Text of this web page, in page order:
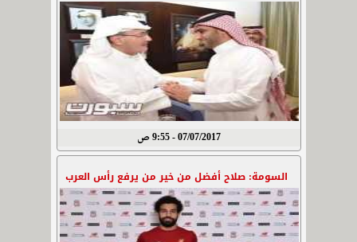
07/07/2017 - 9:55 ص
السومة: صلاح أفضل من خير من يرفع رأس العرب